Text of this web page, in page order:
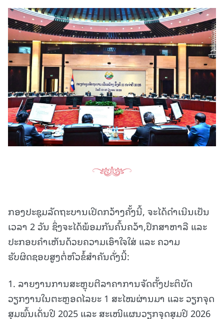
ກອງປະຊຸມລັດຖະບານເປີດກວ້າງຄັ້ງນີ້, ຈະໄດ້ດຳເນີນເປັນ
ເວລາ 2 ວັນ ຊຶ່ງຈະໄດ້ພ້ອມກັນຄົ້ນຄວ້າ,ປຶກສາຫາລື ແລະ
ປະກອບຄຳເຫັນດ້ວຍຄວາມເອົາໃຈໃສ່ ແລະ ຄວາມ
ຮັບຜິດຊອບສູງຕໍ່ຫົວຂໍ້ສຳຄັນດັ່ງນີ້:
1. ລາຍງານການສະຫຼຸບຕີລາຄາການຈັດຕັ້ງປະຕິບັດ
ວຽກງານໃນຕະຫຼອດໄລຍະ 1 ສະໄໝຜ່ານມາ ແລະ ວຽກຈຸດ
ສຸມພົ້ນເດັ່ນປີ 2025 ແລະ ສະເໜີແຜນວຽກຈຸດສຸມປີ 2026